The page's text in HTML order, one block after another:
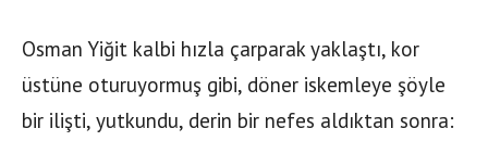
Osman Yiğit kalbi hızla çarparak yaklaştı, kor
üstüne oturuyormuş gibi, döner iskemleye şöyle
bir ilişti, yutkundu, derin bir nefes aldıktan sonra: